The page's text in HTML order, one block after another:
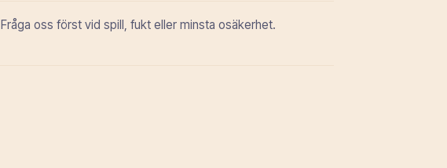
Fråga oss först vid spill, fukt eller minsta osäkerhet.